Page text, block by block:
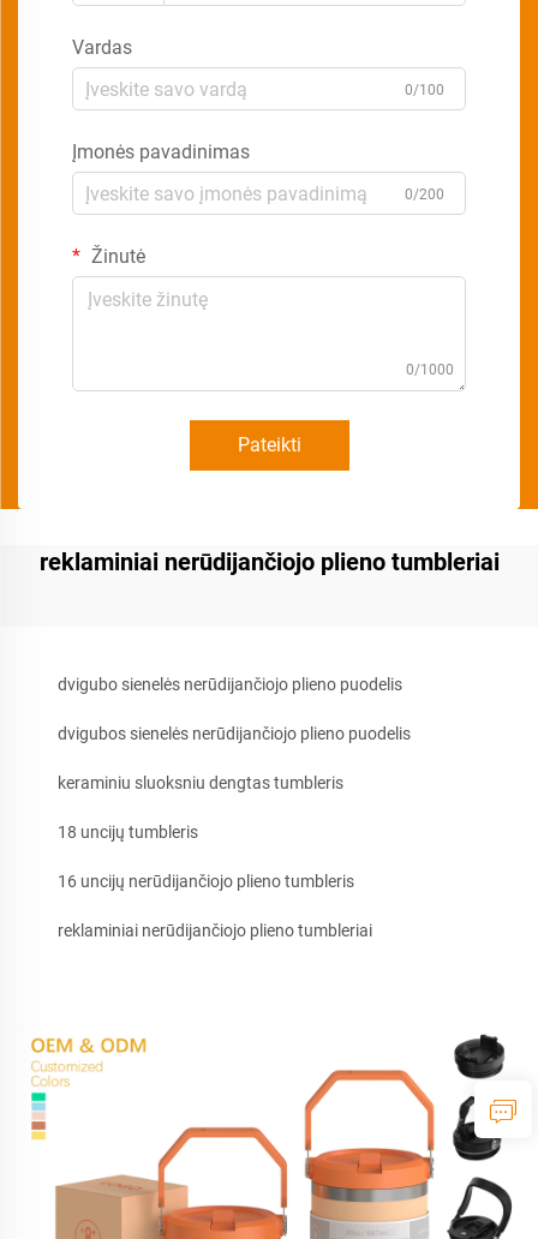
Vardas
0/100
Įmonės pavadinimas
0/200
Žinutė
0/1000
Pateikti
reklaminiai nerūdijančiojo plieno tumbleriai
dvigubo sienelės nerūdijančiojo plieno puodelis
dvigubos sienelės nerūdijančiojo plieno puodelis
keraminiu sluoksniu dengtas tumbleris
18 uncijų tumbleris
16 uncijų nerūdijančiojo plieno tumbleris
reklaminiai nerūdijančiojo plieno tumbleriai